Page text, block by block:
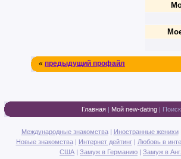
« предыдущий профайл
Главная | Мой new-dating | Поиск
Международные знакомства| Иностранные женихи|
Новые знакомства| Интернет дейтинг| Любовь в
США | Замуж в Германию | Замуж в